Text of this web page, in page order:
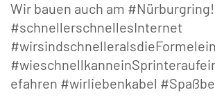
Wir bauen auch am #Nürburgring!
#schnellerschnellesInternet
efahren #wirliebenkabel